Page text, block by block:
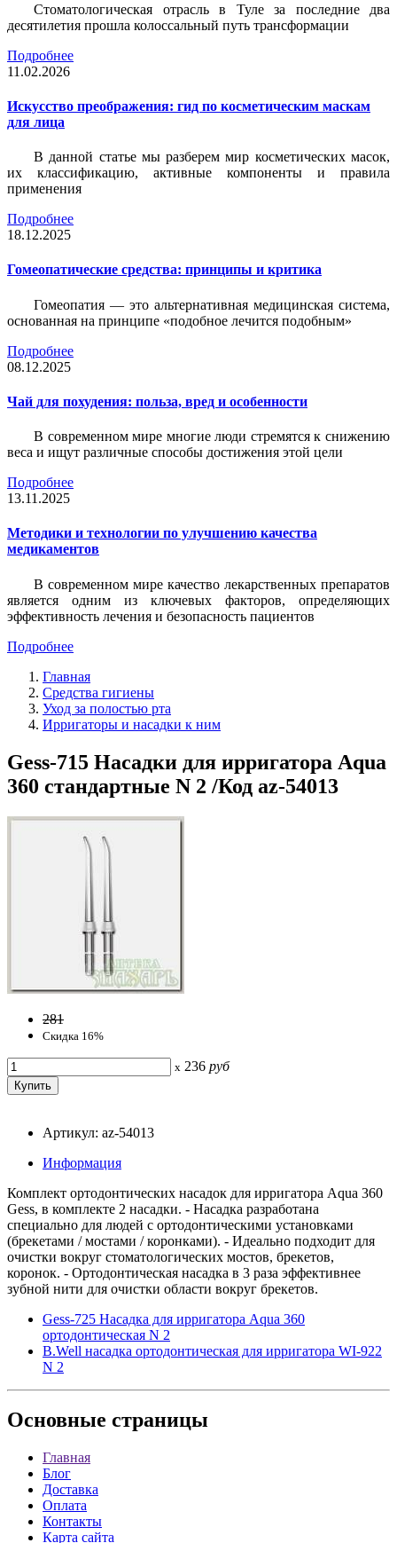
Стоматологическая отрасль в Туле за последние два
десятилетия прошла колоссальный путь трансформации
Подробнее
11.02.2026
Искусство преображения: гид по косметическим маскам
для лица
В данной статье мы разберем мир косметических масок,
их классификацию, активные компоненты и правила
применения
Подробнее
18.12.2025
Гомеопатические средства: принципы и критика
Гомеопатия — это альтернативная медицинская система,
основанная на принципе «подобное лечится подобным»
Подробнее
08.12.2025
Чай для похудения: польза, вред и особенности
В современном мире многие люди стремятся к снижению
веса и ищут различные способы достижения этой цели
Подробнее
13.11.2025
Методики и технологии по улучшению качества
медикаментов
В современном мире качество лекарственных препаратов
является одним из ключевых факторов, определяющих
эффективность лечения и безопасность пациентов
Подробнее
Главная
Средства гигиены
Уход за полостью рта
Ирригаторы и насадки к ним
Gess-715 Насадки для ирригатора Aqua
360 стандартные N 2 /Код az-54013
281
Скидка 16%
x 236 руб
Артикул: az-54013
Информация
Комплект ортодонтических насадок для ирригатора Aqua 360
Gess, в комплекте 2 насадки. - Насадка разработана
специально для людей с ортодонтическими установками
(брекетами / мостами / коронками). - Идеально подходит для
очистки вокруг стоматологических мостов, брекетов,
коронок. - Ортодонтическая насадка в 3 раза эффективнее
зубной нити для очистки области вокруг брекетов.
Gess-725 Насадка для ирригатора Aqua 360
ортодонтическая N 2
B.Well насадка ортодонтическая для ирригатора WI-922
N 2
Основные страницы
Главная
Блог
Доставка
Оплата
Контакты
Карта сайта